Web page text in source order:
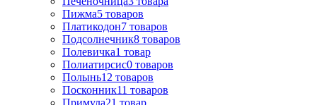
Пижма5 товаров
Платикодон7 товаров
Подсолнечник8 товаров
Полевичка1 товар
Полиатирсис0 товаров
Полынь12 товаров
Посконник11 товаров
Примула21 товар